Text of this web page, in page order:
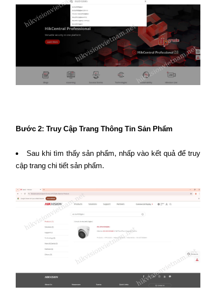
Bước 2: Truy Cập Trang Thông Tin Sản Phẩm
Sau khi tìm thấy sản phẩm, nhấp vào kết quả để truy
cập trang chi tiết sản phẩm.